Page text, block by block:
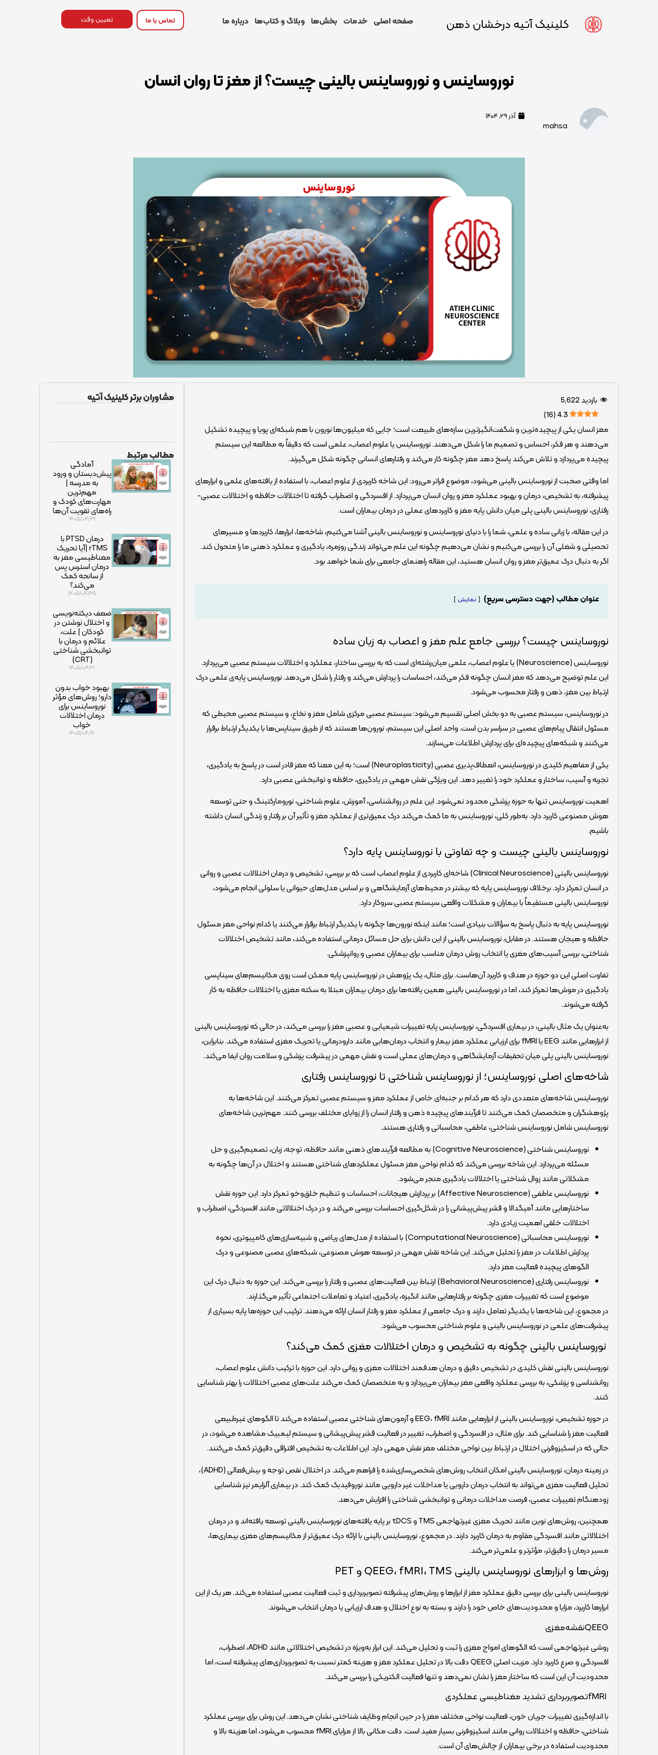
کلینیک آتیه درخشان ذهن صفحه اصلی خدمات بخش‌ها وبلاگ و کتاب‌ها درباره ما تماس با ما تعیین وقت
نوروساینس و نوروساینس بالینی چیست؟ از مغز تا روان انسان
mahsa
آذر ۲۹, ۱۴۰۴
بازدید5,622
4.3
(
16
)
مغز انسان یکی از پیچیده‌ترین و شگفت‌انگیزترین سازه‌های طبیعت است؛ جایی که میلیون‌ها نورون با هم شبکه‌ای پویا و پیچیده تشکیل
می‌دهند و هر فکر، احساس و تصمیم ما را شکل می‌دهند. نوروساینس یا علوم اعصاب، علمی است که دقیقاً به مطالعه این سیستم
پیچیده می‌پردازد و تلاش می‌کند پاسخ دهد مغز چگونه کار می‌کند و رفتارهای انسانی چگونه شکل می‌گیرند.
اما وقتی صحبت از نوروساینس بالینی می‌شود، موضوع فراتر می‌رود: این شاخه کاربردی از علوم اعصاب، با استفاده از یافته‌های علمی و ابزارهای
پیشرفته، به تشخیص، درمان و بهبود عملکرد مغز و روان انسان می‌پردازد. از افسردگی و اضطراب گرفته تا اختلالات حافظه و اختلالات عصبی-
رفتاری، نوروساینس بالینی پلی میان دانش پایه مغز و کاربردهای عملی در درمان بیماران است.
در این مقاله، با زبانی ساده و علمی، شما را با دنیای نوروساینس و نوروساینس بالینی آشنا می‌کنیم، شاخه‌ها، ابزارها، کاربردها و مسیرهای
تحصیلی و شغلی آن را بررسی می‌کنیم و نشان می‌دهیم چگونه این علم می‌تواند زندگی روزمره، یادگیری و عملکرد ذهنی ما را متحول کند.
اگر به دنبال درک عمیق‌تر مغز و روان انسان هستید، این مقاله راهنمای جامعی برای شما خواهد بود.
عنوان مطالب (جهت دسترسی سریع) نمایش
نوروساینس چیست؟ بررسی جامع علم مغز و اعصاب به زبان ساده
نوروساینس (Neuroscience) یا علوم اعصاب، علمی میان‌رشته‌ای است که به بررسی ساختار، عملکرد و اختلالات سیستم عصبی می‌پردازد.
این علم توضیح می‌دهد که مغز انسان چگونه فکر می‌کند، احساسات را پردازش می‌کند و رفتار را شکل می‌دهد. نوروساینس پایه‌ی علمی درک
ارتباط بین مغز، ذهن و رفتار محسوب می‌شود.
در نوروساینس، سیستم عصبی به دو بخش اصلی تقسیم می‌شود: سیستم عصبی مرکزی شامل مغز و نخاع، و سیستم عصبی محیطی که
مسئول انتقال پیام‌های عصبی در سراسر بدن است. واحد اصلی این سیستم، نورون‌ها هستند که از طریق سیناپس‌ها با یکدیگر ارتباط برقرار
می‌کنند و شبکه‌های پیچیده‌ای برای پردازش اطلاعات می‌سازند.
یکی از مفاهیم کلیدی در نوروساینس، انعطاف‌پذیری عصبی (Neuroplasticity) است؛ به این معنا که مغز قادر است در پاسخ به یادگیری،
تجربه و آسیب، ساختار و عملکرد خود را تغییر دهد. این ویژگی نقش مهمی در یادگیری، حافظه و توانبخشی عصبی دارد.
اهمیت نوروساینس تنها به حوزه پزشکی محدود نمی‌شود. این علم در روانشناسی، آموزش، علوم شناختی، نورومارکتینگ و حتی توسعه
هوش مصنوعی کاربرد دارد. به‌طور کلی، نوروساینس به ما کمک می‌کند درک عمیق‌تری از عملکرد مغز و تأثیر آن بر رفتار و زندگی انسان داشته
باشیم.
نوروساینس بالینی چیست و چه تفاوتی با نوروساینس پایه دارد؟
نوروساینس بالینی (Clinical Neuroscience) شاخه‌ای کاربردی از علوم اعصاب است که بر بررسی، تشخیص و درمان اختلالات عصبی و روانی
در انسان تمرکز دارد. برخلاف نوروساینس پایه که بیشتر در محیط‌های آزمایشگاهی و بر اساس مدل‌های حیوانی یا سلولی انجام می‌شود،
نوروساینس بالینی مستقیماً با بیماران و مشکلات واقعی سیستم عصبی سروکار دارد.
نوروساینس پایه به دنبال پاسخ به سؤالات بنیادی است؛ مانند اینکه نورون‌ها چگونه با یکدیگر ارتباط برقرار می‌کنند یا کدام نواحی مغز مسئول
حافظه و هیجان هستند. در مقابل، نوروساینس بالینی از این دانش برای حل مسائل درمانی استفاده می‌کند، مانند تشخیص اختلالات
شناختی، بررسی آسیب‌های مغزی یا انتخاب روش درمان مناسب برای بیماران عصبی و روانپزشکی.
تفاوت اصلی این دو حوزه در هدف و کاربرد آن‌هاست. برای مثال، یک پژوهش در نوروساینس پایه ممکن است روی مکانیسم‌های سیناپسی
یادگیری در موش‌ها تمرکز کند، اما در نوروساینس بالینی همین یافته‌ها برای درمان بیماران مبتلا به سکته مغزی یا اختلالات حافظه به کار
گرفته می‌شوند.
به‌عنوان یک مثال بالینی، در بیماری افسردگی، نوروساینس پایه تغییرات شیمیایی و عصبی مغز را بررسی می‌کند، در حالی که نوروساینس بالینی
از ابزارهایی مانند EEG یا fMRI برای ارزیابی عملکرد مغز بیمار و انتخاب درمان‌هایی مانند دارودرمانی یا تحریک مغزی استفاده می‌کند. بنابراین،
نوروساینس بالینی پلی میان تحقیقات آزمایشگاهی و درمان‌های عملی است و نقش مهمی در پیشرفت پزشکی و سلامت روان ایفا می‌کند.
شاخه‌های اصلی نوروساینس؛ از نوروساینس شناختی تا نوروساینس رفتاری
نوروساینس شاخه‌های متعددی دارد که هر کدام بر جنبه‌ای خاص از عملکرد مغز و سیستم عصبی تمرکز می‌کنند. این شاخه‌ها به
پژوهشگران و متخصصان کمک می‌کنند تا فرآیندهای پیچیده ذهن و رفتار انسان را از زوایای مختلف بررسی کنند. مهم‌ترین شاخه‌های
نوروساینس شامل نوروساینس شناختی، عاطفی، محاسباتی و رفتاری هستند.
نوروساینس شناختی (Cognitive Neuroscience) به مطالعه فرآیندهای ذهنی مانند حافظه، توجه، زبان، تصمیم‌گیری و حل
مسئله می‌پردازد. این شاخه بررسی می‌کند که کدام نواحی مغز مسئول عملکردهای شناختی هستند و اختلال در آن‌ها چگونه به
مشکلاتی مانند زوال شناختی یا اختلالات یادگیری منجر می‌شود.
نوروساینس عاطفی (Affective Neuroscience) بر پردازش هیجانات، احساسات و تنظیم خلق‌وخو تمرکز دارد. این حوزه نقش
ساختارهایی مانند آمیگدالا و قشر پیش‌پیشانی را در شکل‌گیری احساسات بررسی می‌کند و در درک اختلالاتی مانند افسردگی، اضطراب و
اختلالات خلقی اهمیت زیادی دارد.
نوروساینس محاسباتی (Computational Neuroscience) با استفاده از مدل‌های ریاضی و شبیه‌سازی‌های کامپیوتری، نحوه
پردازش اطلاعات در مغز را تحلیل می‌کند. این شاخه نقش مهمی در توسعه هوش مصنوعی، شبکه‌های عصبی مصنوعی و درک
الگوهای پیچیده فعالیت مغز دارد.
نوروساینس رفتاری (Behavioral Neuroscience) ارتباط بین فعالیت‌های عصبی و رفتار را بررسی می‌کند. این حوزه به دنبال درک این
موضوع است که تغییرات مغزی چگونه بر رفتارهایی مانند انگیزه، یادگیری، اعتیاد و تعاملات اجتماعی تأثیر می‌گذارند.
در مجموع، این شاخه‌ها با یکدیگر تعامل دارند و درک جامعی از عملکرد مغز و رفتار انسان ارائه می‌دهند. ترکیب این حوزه‌ها پایه بسیاری از
پیشرفت‌های علمی در نوروساینس بالینی و علوم شناختی محسوب می‌شود.
نوروساینس بالینی چگونه به تشخیص و درمان اختلالات مغزی کمک می‌کند؟
نوروساینس بالینی نقش کلیدی در تشخیص دقیق و درمان هدفمند اختلالات مغزی و روانی دارد. این حوزه با ترکیب دانش علوم اعصاب،
روانشناسی و پزشکی، به بررسی عملکرد واقعی مغز بیماران می‌پردازد و به متخصصان کمک می‌کند علت‌های عصبی اختلالات را بهتر شناسایی
کنند.
در حوزه تشخیص، نوروساینس بالینی از ابزارهایی مانند EEG، fMRI و آزمون‌های شناختی عصبی استفاده می‌کند تا الگوهای غیرطبیعی
فعالیت مغز را شناسایی کند. برای مثال، در افسردگی و اضطراب، تغییر در فعالیت قشر پیش‌پیشانی و سیستم لیمبیک مشاهده می‌شود، در
حالی که در اسکیزوفرنی اختلال در ارتباط بین نواحی مختلف مغز نقش مهمی دارد. این اطلاعات به تشخیص افتراقی دقیق‌تر کمک می‌کنند.
در زمینه درمان، نوروساینس بالینی امکان انتخاب روش‌های شخصی‌سازی‌شده را فراهم می‌کند. در اختلال نقص توجه و بیش‌فعالی (ADHD)،
تحلیل فعالیت مغزی می‌تواند به انتخاب درمان دارویی یا مداخلات غیر دارویی مانند نوروفیدبک کمک کند. در بیماری آلزایمر نیز شناسایی
زودهنگام تغییرات عصبی، فرصت مداخلات درمانی و توانبخشی شناختی را افزایش می‌دهد.
همچنین، روش‌های نوین مانند تحریک مغزی غیرتهاجمی TMS و tDCS بر پایه یافته‌های نوروساینس بالینی توسعه یافته‌اند و در درمان
اختلالاتی مانند افسردگی مقاوم به درمان کاربرد دارند. در مجموع، نوروساینس بالینی با ارائه درک عمیق‌تر از مکانیسم‌های مغزی بیماری‌ها،
مسیر درمان را دقیق‌تر، مؤثرتر و علمی‌تر می‌کند.
روش‌ها و ابزارهای نوروساینس بالینی QEEG، fMRI، TMS و PET
نوروساینس بالینی برای بررسی دقیق عملکرد مغز از ابزارها و روش‌های پیشرفته تصویربرداری و ثبت فعالیت عصبی استفاده می‌کند. هر یک از این
ابزارها کاربرد، مزایا و محدودیت‌های خاص خود را دارند و بسته به نوع اختلال و هدف ارزیابی یا درمان انتخاب می‌شوند.
QEEGنقشه‌مغزی
روشی غیرتهاجمی است که الگوهای امواج مغزی را ثبت و تحلیل می‌کند. این ابزار به‌ویژه در تشخیص اختلالاتی مانند ADHD، اضطراب،
افسردگی و صرع کاربرد دارد. مزیت اصلی QEEG دقت بالا در تحلیل عملکرد مغز و هزینه کمتر نسبت به تصویربرداری‌های پیشرفته است، اما
محدودیت آن این است که ساختار مغز را نشان نمی‌دهد و تنها فعالیت الکتریکی را بررسی می‌کند.
با اندازه‌گیری تغییرات جریان خون، فعالیت نواحی مختلف مغز را در حین انجام وظایف شناختی نشان می‌دهد. این روش برای بررسی عملکرد
شناختی، حافظه و اختلالات روانی مانند اسکیزوفرنی بسیار مفید است. دقت مکانی بالا از مزایای fMRI محسوب می‌شود، اما هزینه بالا و
محدودیت استفاده در برخی بیماران از چالش‌های آن است.
مشاوران برتر کلینیک آتیه
مطالب مرتبط
آمادگی
پیش‌دبستان و ورود
به مدرسه |
مهم‌ترین
مهارت‌های کودک و
راه‌های تقویت آن‌ها
۱۴۰۵/۰۴/۳۱
درمان PTSD با
rTMS |آیا تحریک
مغناطیسی مغز به
درمان استرس پس
از سانحه کمک
می‌کند؟
۱۴۰۵/۰۴/۲۵
ضعف دیکته‌نویسی
و اختلال نوشتن در
کودکان | علت،
علائم و درمان با
توانبخشی شناختی
(CRT)
۱۴۰۵/۰۴/۲۱
بهبود خواب بدون
دارو؛ روش‌های مؤثر
نوروساینس برای
درمان اختلالات
خواب
۱۴۰۵/۰۴/۱۶